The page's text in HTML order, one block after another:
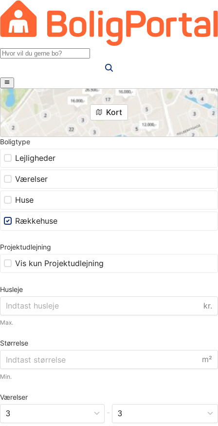
Kort
Boligtype
Lejligheder
Værelser
Huse
Rækkehuse
Projektudlejning
Vis kun Projektudlejning
Husleje
kr.
Max.
Størrelse
m²
Min.
Værelser
-